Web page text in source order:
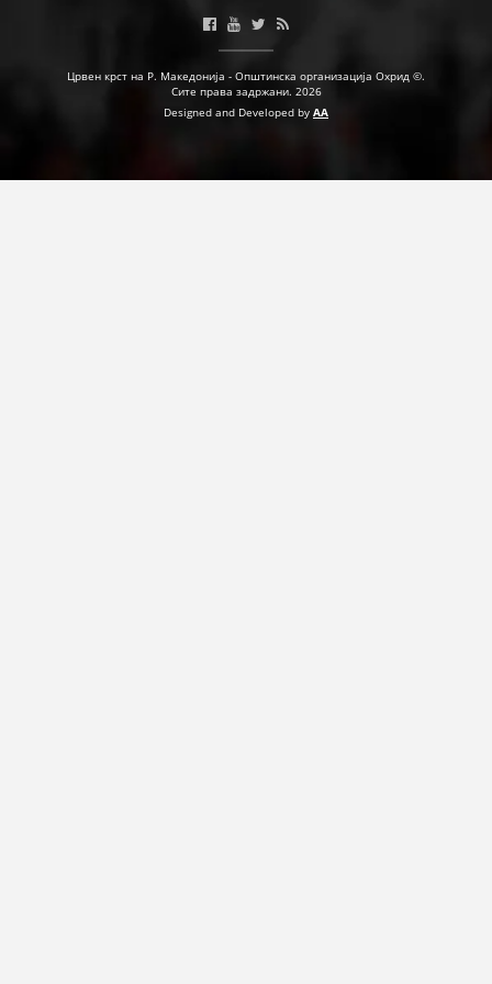
Црвен крст на Р. Македонија - Општинска организација Охрид ©.
Сите права задржани. 2026
Designed and Developed by AA